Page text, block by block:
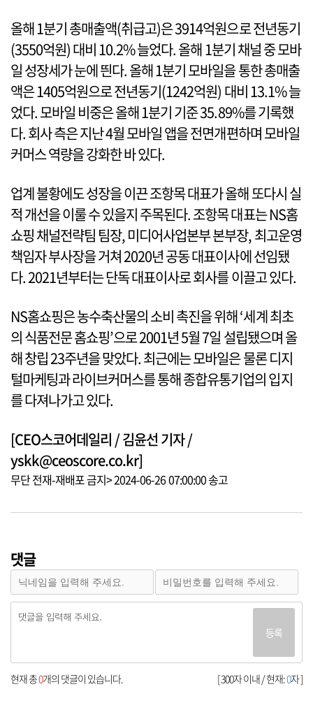
올해 1분기 총매출액(취급고)은 3914억원으로 전년동기
(3550억원) 대비 10.2% 늘었다. 올해 1분기 채널 중 모바
일 성장세가 눈에 띈다. 올해 1분기 모바일을 통한 총매출
액은 1405억원으로 전년동기(1242억원) 대비 13.1% 늘
었다. 모바일 비중은 올해 1분기 기준 35.89%를 기록했
다. 회사 측은 지난 4월 모바일 앱을 전면개편하며 모바일
커머스 역량을 강화한 바 있다.
업계 불황에도 성장을 이끈 조항목 대표가 올해 또다시 실
적 개선을 이룰 수 있을지 주목된다. 조항목 대표는 NS홈
쇼핑 채널전략팀 팀장, 미디어사업본부 본부장, 최고운영
책임자 부사장을 거쳐 2020년 공동 대표이사에 선임됐
다. 2021년부터는 단독 대표이사로 회사를 이끌고 있다.
NS홈쇼핑은 농수축산물의 소비 촉진을 위해 ‘세계 최초
의 식품전문 홈쇼핑’으로 2001년 5월 7일 설립됐으며 올
해 창립 23주년을 맞았다. 최근에는 모바일은 물론 디지
털마케팅과 라이브커머스를 통해 종합유통기업의 입지
를 다져나가고 있다.
[CEO스코어데일리 / 김윤선 기자 /
yskk@ceoscore.co.kr]
무단 전재-재배포 금지> 2024-06-26 07:00:00 송고
댓글
등록
[ 300자 이내 / 현재:0자 ]
현재 총0개의 댓글이 있습니다.